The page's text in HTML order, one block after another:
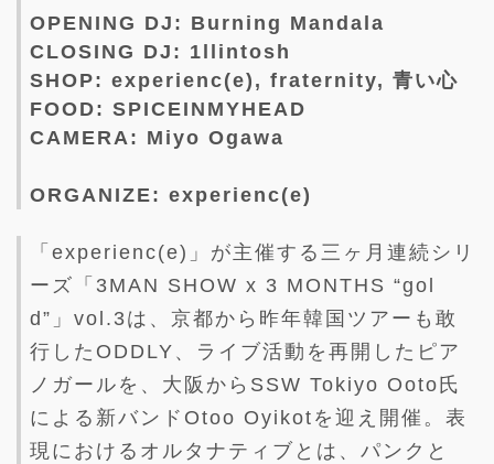
OPENING DJ: Burning Mandala
CLOSING DJ: 1llintosh
SHOP: experienc(e), fraternity, 青い心
FOOD: SPICEINMYHEAD
CAMERA: Miyo Ogawa
ORGANIZE: experienc(e)
「experienc(e)」が主催する三ヶ月連続シリ
ーズ「3MAN SHOW x 3 MONTHS “gol
d”」vol.3は、京都から昨年韓国ツアーも敢
行したODDLY、ライブ活動を再開したピア
ノガールを、大阪からSSW Tokiyo Ooto氏
による新バンドOtoo Oyikotを迎え開催。表
現におけるオルタナティブとは、パンクと